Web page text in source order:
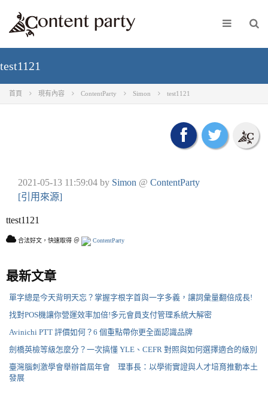
test1121
首頁 現有內容 ContentParty Simon test1121
2021-05-13 11:59:04 by Simon @ ContentParty
[引用來源]
ttest1121
合法好文，快速取得 ＠ ContentParty
最新文章
單字總是今天背明天忘？掌握字根字首與一字多義，讓詞彙量翻倍成長!
找對POS機讓你營運效率加倍!多元會員支付管理系統大解密
Avinichi PTT 評價如何？6 個重點帶你更全面認識品牌
劍橋英檢等級怎麼分？一次搞懂 YLE、CEFR 對照與如何選擇適合的級別
臺灣腦刺激學會舉辦首屆年會 理事長：以學術實證與人才培育推動本土
發展